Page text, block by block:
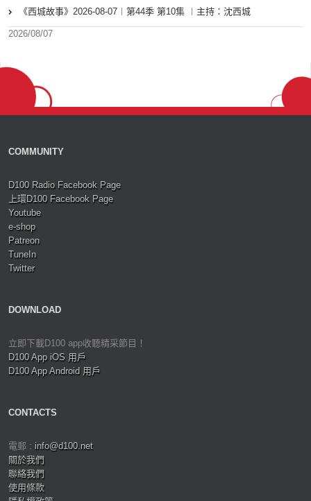
《西城故事》2026-08-07︱第44季 第10集 ︱主持：沈西城
2026/08/07
COMMUNITY
D100 Radio Facebook Page
上環D100 Facebook Page
Youtube
e-shop
Patreon
TuneIn
Twitter
DOWNLOAD
立即下載D100 app收聽精采節目！
D100 App iOS 用戶
D100 App Android 用戶
CONTACTS
電郵 : info@d100.net
關於我們
聯絡我們
使用條款